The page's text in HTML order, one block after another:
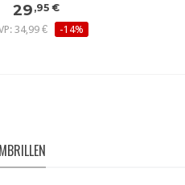
29 ,95 €
34,99 €
-14%